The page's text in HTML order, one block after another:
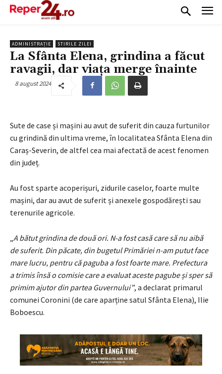
ADMINISTRAȚIE STIRILE ZILEI
La Sfânta Elena, grindina a făcut
ravagii, dar viața merge înainte
8 august 2024
Sute de case și mașini au avut de suferit din cauza furtunilor
cu grindină din ultima vreme, în localitatea Sfânta Elena din
Caraș-Severin, de altfel cea mai afectată de acest fenomen
din județ.
Au fost sparte acoperișuri, zidurile caselor, foarte multe
mașini, dar au avut de suferit și anexele gospodărești sau
terenurile agricole.
A bătut grindina de două ori. N-a fost casă care să nu aibă
de suferit. Din păcate, din bugetul Primăriei n-am putut face
mare lucru, pentru că paguba a fost foarte mare. Prefectura
a trimis însă o comisie care a evaluat aceste pagube și sper să
primim ajutor din partea Guvernului”, a declarat primarul
comunei Coronini (de care aparține satul Sfânta Elena), Ilie
Boboescu.